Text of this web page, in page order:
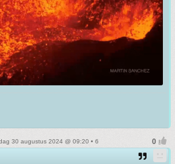
30 augustus 2024 @ 09:20 • 6